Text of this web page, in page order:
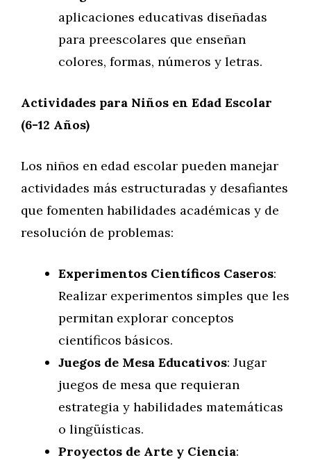
aplicaciones educativas diseñadas
para preescolares que enseñan
colores, formas, números y letras.
Actividades para Niños en Edad Escolar
(6-12 Años)
Los niños en edad escolar pueden manejar
actividades más estructuradas y desafiantes
que fomenten habilidades académicas y de
resolución de problemas:
Experimentos Científicos Caseros:
Realizar experimentos simples que les
permitan explorar conceptos
científicos básicos.
Juegos de Mesa Educativos: Jugar
juegos de mesa que requieran
estrategia y habilidades matemáticas
o lingüísticas.
Proyectos de Arte y Ciencia: